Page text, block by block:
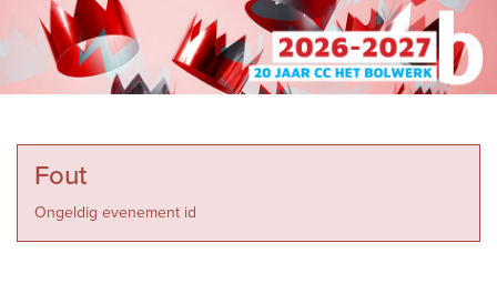
Fout
Ongeldig evenement id